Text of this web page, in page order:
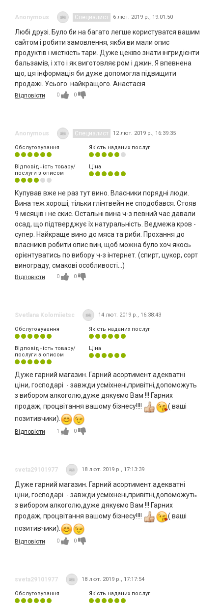
Anonymous Специалист 6 лют. 2019 р., 19:01:50
Любі друзі. Було би на багато легше користуватся вашим
сайтом і робити замовлення, якби ви мали опис
продуктів і місткість тари. Дуже цеківо знати інгридієнти
бальзамів, і хто і як виготовляє ром і джин. Я впевнена
що, ця інформація би дуже допомогла підвищити
продажі. Усього найкращого. Анастасія
Відповісти 0 0
Anonymous Специалист 12 лют. 2019 р., 16:39:35
Обслуговування Якість наданих послуг
Відповідність товару/
послуги з описом
Ціна
Купував вже не раз тут вино. Власники порядні люди.
Вина теж хороші, тільки глінтвейн не сподобався. Стояв
9 місяців і не скис. Остальні вина ч-з певний час давали
осад, що підтверджує їх натуральність. Ведмежа кров -
супер. Найкраще вино до мяса та риби. Прохання до
власників робити опис вин, щоб можна було хоч якось
орієнтуватись по вибору ч-з інтернет. (спирт, цукор, сорт
винограду, смакові особливості...)
Відповісти 0 0
Svetlana Kolomiietsc 14 лют. 2019 р., 16:38:43
Обслуговування Якість наданих послуг
Відповідність товару/
послуги з описом
Ціна
Дуже гарний магазин. Гарний асортимент.адекватні
ціни, господарі - завжди усміхнені,привітні,допоможуть
з вибором алкоголю,дуже дякуємо Вам !!! Гарних
продаж, процвітання вашому бізнесу!!!!
( ваші
позитивчики).
Відповісти 1 0
sveta29101977 18 лют. 2019 р., 17:13:39
Дуже гарний магазин. Гарний асортимент.адекватні
ціни, господарі - завжди усміхнені,привітні,допоможуть
з вибором алкоголю,дуже дякуємо Вам !!! Гарних
продаж, процвітання вашому бізнесу!!!!
( ваші
позитивчики).
Відповісти 0 0
sveta29101977 18 лют. 2019 р., 17:17:54
Обслуговування Якість наданих послуг